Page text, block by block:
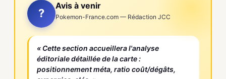
?
Avis à venir
Pokemon-France.com — Rédaction JCC
« Cette section accueillera l'analyse
éditoriale détaillée de la carte :
positionnement méta, ratio coût/dégâts,